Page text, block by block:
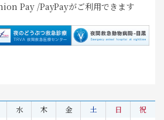
Pay /PayPayがご利用できます
水 木 金 土 日
祝